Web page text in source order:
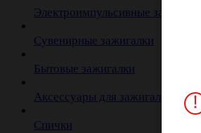
Электроимпульсивные зажигалки
Сувенирные зажигалки
Бытовые зажигалки
Аксессуары для зажигалок
Спички